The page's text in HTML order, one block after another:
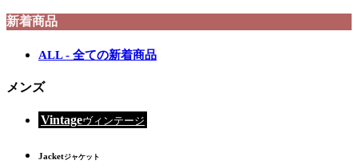
新着商品
ALL - 全ての新着商品
メンズ
Vintageヴィンテージ
Jacketジャケット